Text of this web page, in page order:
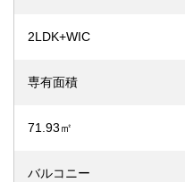
2LDK+WIC
専有面積
71.93㎡
バルコニー